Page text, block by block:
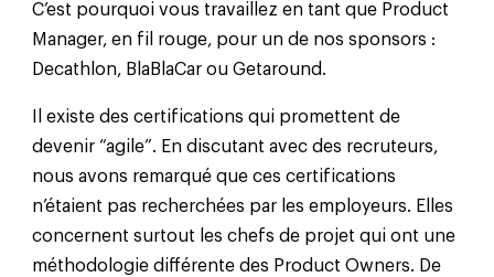
C’est pourquoi vous travaillez en tant que Product
Manager, en fil rouge, pour un de nos sponsors :
Decathlon, BlaBlaCar ou Getaround.
Il existe des certifications qui promettent de
devenir “agile”. En discutant avec des recruteurs,
nous avons remarqué que ces certifications
n’étaient pas recherchées par les employeurs. Elles
concernent surtout les chefs de projet qui ont une
méthodologie différente des Product Owners. De